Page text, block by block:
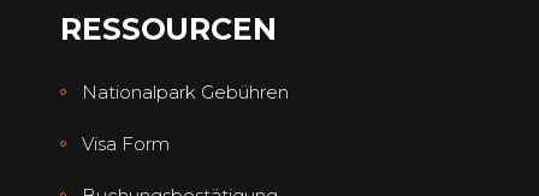
RESSOURCEN
Nationalpark Gebühren
Visa Form